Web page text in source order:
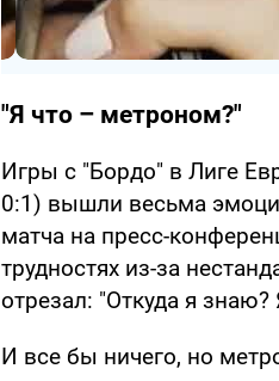
"Я что – метроном?"
Игры с "Бордо" в Лиге
0:1) вышли весьма
матча на пресс-
трудностях из-за
отрезал: "Откуда я
И все бы ничего, но